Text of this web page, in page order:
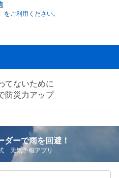
ご利用ください。
てないために
防災力アップ
ダーで雨を回避！
天気予報アプリ